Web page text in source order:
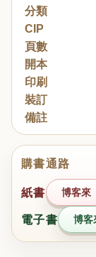
分類
CIP
頁數
開本
印刷
裝訂
備註
購書通路
紙書 博客來
電子書 博客